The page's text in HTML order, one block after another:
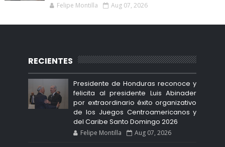
Felipe Montilla Aug 07, 2026
RECIENTES
Presidente de Honduras reconoce y
felicita al presidente Luis Abinader
por extraordinario éxito organizativo
de los Juegos Centroamericanos y
del Caribe Santo Domingo 2026
Felipe Montilla Aug 07, 2026